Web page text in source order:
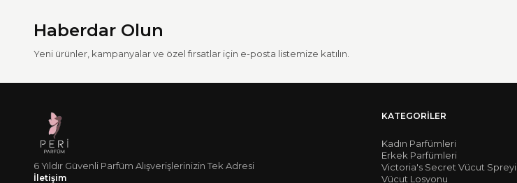
Haberdar Olun
Yeni ürünler, kampanyalar ve özel fırsatlar için e-posta listemize katılın.
6 Yıldır Güvenli Parfüm Alışverişlerinizin Tek Adresi
İletişim
KATEGORILER
Kadın Parfümleri
Erkek Parfümleri
Victoria's Secret Vücut Spreyi
Vücut Losyonu